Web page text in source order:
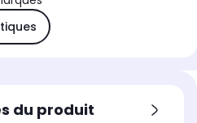
du produit